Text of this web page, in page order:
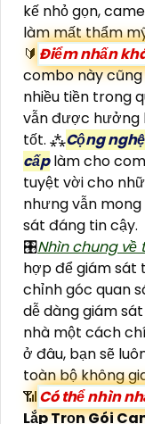
kế nhỏ gọn,
làm mất thẩm
🔰 Điểm nhấn
combo này
nhiều tiền trong
vẫn được hưởng
tốt. ⁂Cộng
cấplàm cho
tuyệt vời cho
nhưng vẫn
sát đáng tin cậy.
🎛Nhìn chung về
hợp để giám sát
chỉnh góc quan
dễ dàng giám
nhà một cách
ở đâu, bạn sẽ
toàn bộ không
📶Có thể nhìn
Lắp Trọn Gói